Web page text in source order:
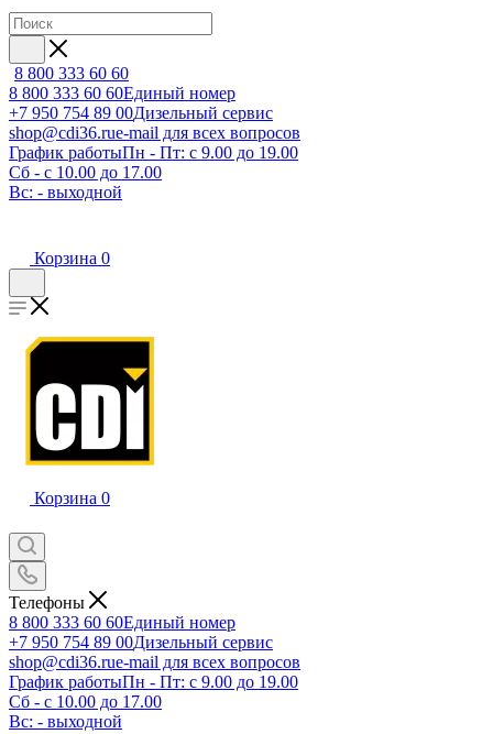
8 800 333 60 60
8 800 333 60 60Единый номер
+7 950 754 89 00Дизельный сервис
shop@cdi36.rue-mail для всех вопросов
График работыПн - Пт: с 9.00 до 19.00
Сб - с 10.00 до 17.00
Вс: - выходной
Корзина 0
Корзина 0
Телефоны
8 800 333 60 60Единый номер
+7 950 754 89 00Дизельный сервис
shop@cdi36.rue-mail для всех вопросов
График работыПн - Пт: с 9.00 до 19.00
Сб - с 10.00 до 17.00
Вс: - выходной